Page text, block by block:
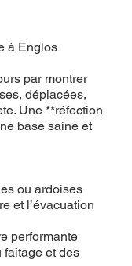
à Englos
par montrer
déplacées,
Une **réfection
base saine et
ou ardoises
et l’évacuation
performante
faîtage et des